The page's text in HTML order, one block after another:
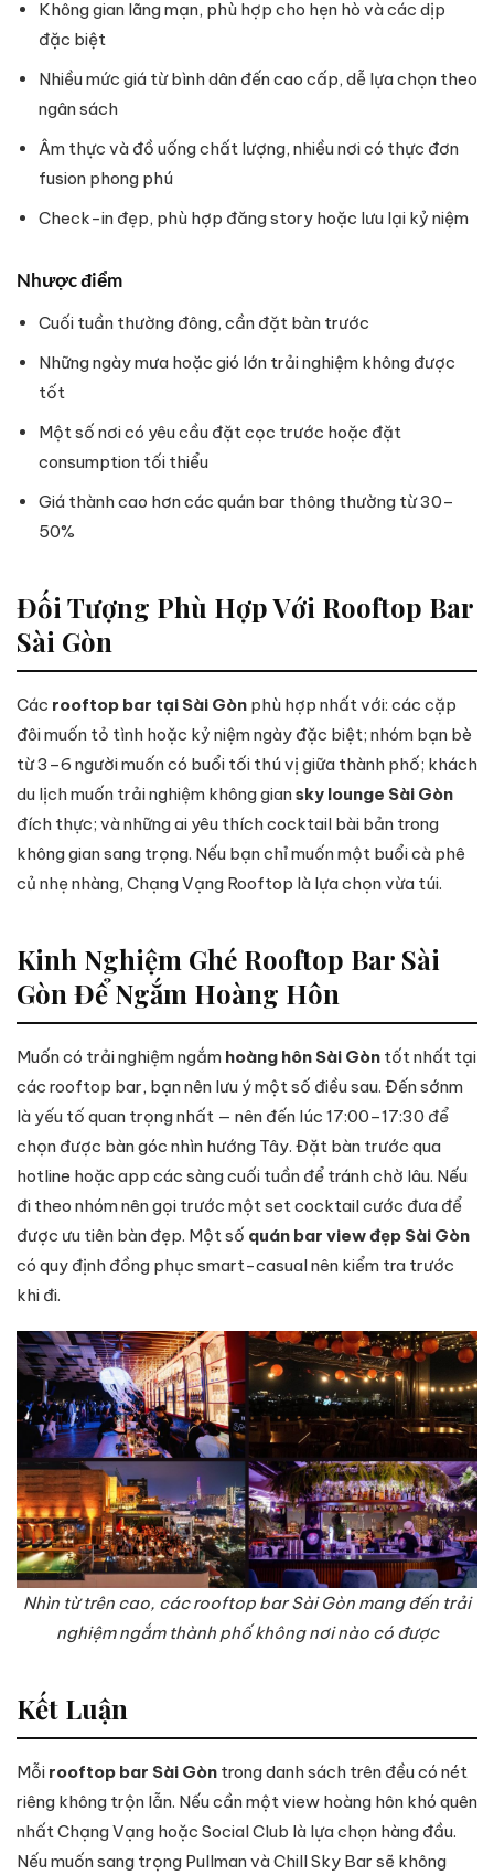
Không gian lãng mạn, phù hợp cho hẹn hò và các dịp
đặc biệt
Nhiều mức giá từ bình dân đến cao cấp, dễ lựa chọn theo
ngân sách
Âm thực và đồ uống chất lượng, nhiều nơi có thực đơn
fusion phong phú
Check-in đẹp, phù hợp đăng story hoặc lưu lại kỷ niệm
Nhược điểm
Cuối tuần thường đông, cần đặt bàn trước
Những ngày mưa hoặc gió lớn trải nghiệm không được
tốt
Một số nơi có yêu cầu đặt cọc trước hoặc đặt
consumption tối thiểu
Giá thành cao hơn các quán bar thông thường từ 30–
50%
Đối Tượng Phù Hợp Với Rooftop Bar
Sài Gòn
Các rooftop bar tại Sài Gòn phù hợp nhất với: các cặp
đôi muốn tỏ tình hoặc kỷ niệm ngày đặc biệt; nhóm bạn bè
từ 3–6 người muốn có buổi tối thú vị giữa thành phố; khách
du lịch muốn trải nghiệm không giansky lounge Sài Gòn
đích thực; và những ai yêu thích cocktail bài bản trong
không gian sang trọng. Nếu bạn chỉ muốn một buổi cà phê
củ nhẹ nhàng, Chạng Vạng Rooftop là lựa chọn vừa túi.
Kinh Nghiệm Ghé Rooftop Bar Sài
Gòn Để Ngắm Hoàng Hôn
Muốn có trải nghiệm ngắm hoàng hôn Sài Gòn tốt nhất tại
các rooftop bar, bạn nên lưu ý một số điều sau. Đến sớnm
là yếu tố quan trọng nhất — nên đến lúc 17:00–17:30 để
chọn được bàn góc nhìn hướng Tây. Đặt bàn trước qua
hotline hoặc app các sàng cuối tuần để tránh chờ lâu. Nếu
đi theo nhóm nên gọi trước một set cocktail cước đưa để
được ưu tiên bàn đẹp. Một số quán bar view đẹp Sài Gòn
có quy định đồng phục smart-casual nên kiểm tra trước
khi đi.
Nhìn từ trên cao, các rooftop bar Sài Gòn mang đến trải
nghiệm ngắm thành phố không nơi nào có được
Kết Luận
Mỗi rooftop bar Sài Gòn trong danh sách trên đều có nét
riêng không trộn lẫn. Nếu cần một view hoàng hôn khó quên
nhất Chạng Vạng hoặc Social Club là lựa chọn hàng đầu.
Nếu muốn sang trọng Pullman và Chill Sky Bar sẽ không